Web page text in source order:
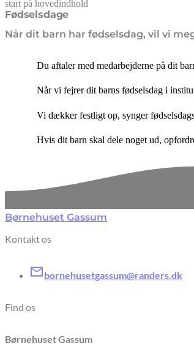
start på hovedindhold
Fødselsdage
Når dit barn har fødselsdag, vil vi
senest opdateret 19. februar 2026
Du aftaler med medarbejderne på dit
Når vi fejrer dit barns fødselsdag i
Vi dækker festligt op, synger
Hvis dit barn skal dele noget ud,
Børnehuset Gassum
Kontakt os
bornehusetgassum@randers.dk
Find os
Børnehuset Gassum